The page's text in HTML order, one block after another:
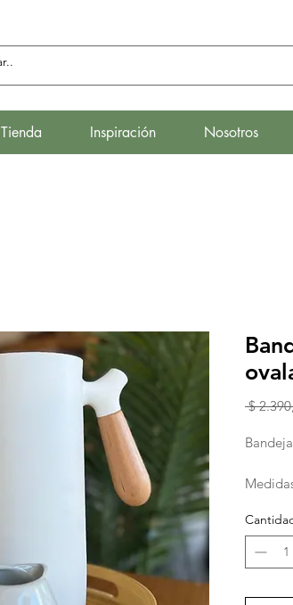
Tienda Inspiración Nosotros
$